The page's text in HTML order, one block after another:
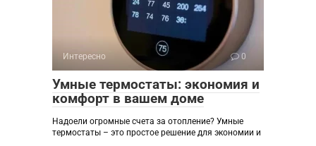
Интересно 0
Умные термостаты: экономия и
комфорт в вашем доме
Надоели огромные счета за отопление? Умные
термостаты – это простое решение для экономии и